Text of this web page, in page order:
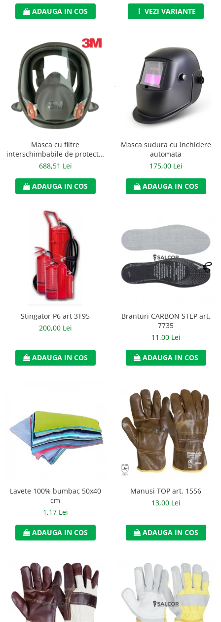
Carabiniere
Mijloace de legatura
Opritoare de cadere
Puncte de ancorare
Sisteme de acces in canale
Incaltaminte
Sandale de protectie
Bocanci de protectie
Accesorii
Incaltaminte alba de protectie
Incaltaminte ESD
Pantofi fara protectie
Protectie chimica
Manusi
Manusi fibre speciale
Manusi neopren
Manusi nitril
Manusi piele
Manusi PVC
Manusi tricot impregnat
Manusi zale
Outdoor
Incaltaminte Outdoor
Curatenie si igiena
Protectia capului
ADAUGA IN COS VEZI VARIANTE
Masca cu filtre
interschimbabile de protectie
respiratorie, 3M, art.D796
688,51 Lei
ADAUGA IN COS
Masca sudura cu inchidere
automata
175,00 Lei
ADAUGA IN COS
Stingator P6 art 3T95
200,00 Lei
ADAUGA IN COS
Branturi CARBON STEP art.
7735
11,00 Lei
ADAUGA IN COS
Lavete 100% bumbac 50x40
cm
1,17 Lei
ADAUGA IN COS
Manusi TOP art. 1556
13,00 Lei
ADAUGA IN COS